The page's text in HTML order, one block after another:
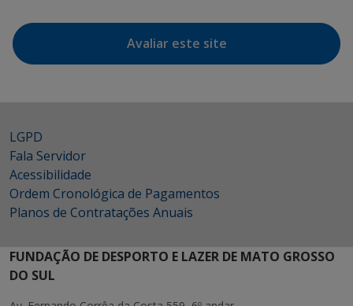
Avaliar este site
LGPD
Fala Servidor
Acessibilidade
Ordem Cronológica de Pagamentos
Planos de Contratações Anuais
FUNDAÇÃO DE DESPORTO E LAZER DE MATO GROSSO
DO SUL